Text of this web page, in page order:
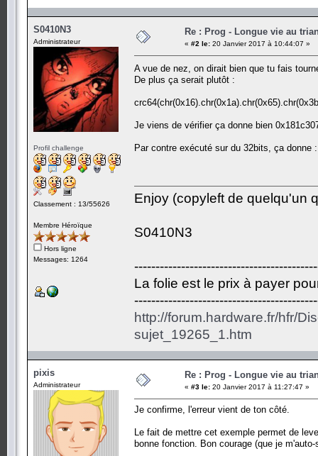
S0410N3
Administrateur
Profil challenge
Classement : 13/55626
Membre Héroïque
Hors ligne
Messages: 1264
Re : Prog - Longue vie au
« #2 le: 20 Janvier 2017 à 10:44:07 »
A vue de nez, on dirait bien que tu fais
De plus ça serait plutôt :
Je viens de vérifier ça donne bien
Par contre exécuté sur du 32bits, ça donne
Enjoy (copyleft de quelqu'un
S0410N3
La folie est le prix à payer
http://forum.hardware.fr/hfr/
sujet_19265_1.htm
pixis
Administrateur
Re : Prog - Longue vie au
« #3 le: 20 Janvier 2017 à 11:27:47 »
Je confirme, l'erreur vient de ton côté.
Le fait de mettre cet exemple permet de
bonne fonction. Bon courage (que je